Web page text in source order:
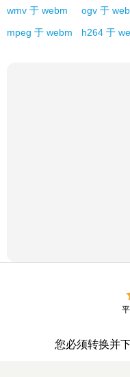
wmv 于 webm ogv 于
mpeg 于 webm h264 于
您必须转换并